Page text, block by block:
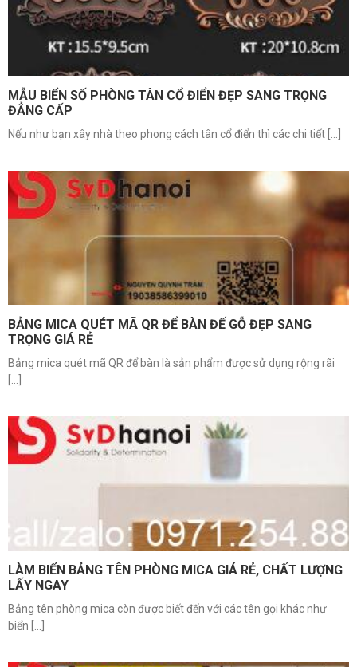
MẪU BIỂN SỐ PHÒNG TÂN CỔ ĐIỂN ĐẸP SANG TRỌNG
ĐẲNG CẤP
Nếu như bạn xây nhà theo phong cách tân cổ điển thì các chi tiết [...]
BẢNG MICA QUÉT MÃ QR ĐỂ BÀN ĐẾ GỖ ĐẸP SANG
TRỌNG GIÁ RẺ
Bảng mica quét mã QR để bàn là sản phẩm được sử dụng rộng rãi
LÀM BIỂN BẢNG TÊN PHÒNG MICA GIÁ RẺ, CHẤT LƯỢNG
LẤY NGAY
Bảng tên phòng mica còn được biết đến với các tên gọi khác như
biển [...]